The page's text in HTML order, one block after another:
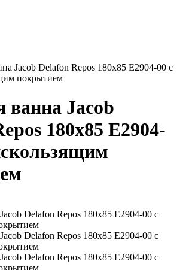
Jacob Delafon Repos 180x85 E2904-00 с
покрытием
ванна Jacob
180x85 E2904-